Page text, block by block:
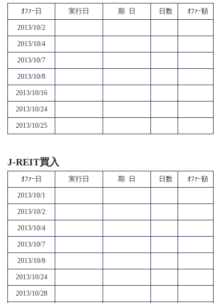
ｵﾌｧｰ日 実行日 期 日 日数 ｵﾌｧｰ額
2013/10/2
2013/10/4
2013/10/7
2013/10/8
2013/10/16
2013/10/24
2013/10/25
J-REIT買入
ｵﾌｧｰ日 実行日 期 日 日数 ｵﾌｧｰ額
2013/10/1
2013/10/2
2013/10/4
2013/10/7
2013/10/8
2013/10/24
2013/10/28